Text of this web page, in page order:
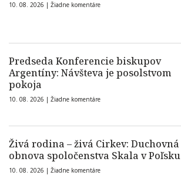
10. 08. 2026 | Žiadne komentáre
Predseda Konferencie biskupov
Argentíny: Návšteva je posolstvom
pokoja
10. 08. 2026 | Žiadne komentáre
Živá rodina – živá Cirkev: Duchovná
obnova spoločenstva Skala v Poľsku
10. 08. 2026 | Žiadne komentáre